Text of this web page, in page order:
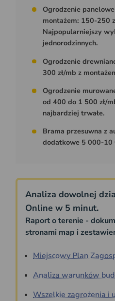
Ogrodzenie
montażem: 150-250
Najpopularniejszy
jednorodzinnych.
Ogrodzenie
300 zł/mb z
Ogrodzenie
od 400 do 1 500 zł/
najbardziej trwałe.
Brama przesuwna z
dodatkowe 5 000-10
Analiza dowolnej
Online w 5 minut.
Raport o terenie -
stronami map i
Miejscowy Plan
Analiza warunków
Wszelkie zagrożenia i